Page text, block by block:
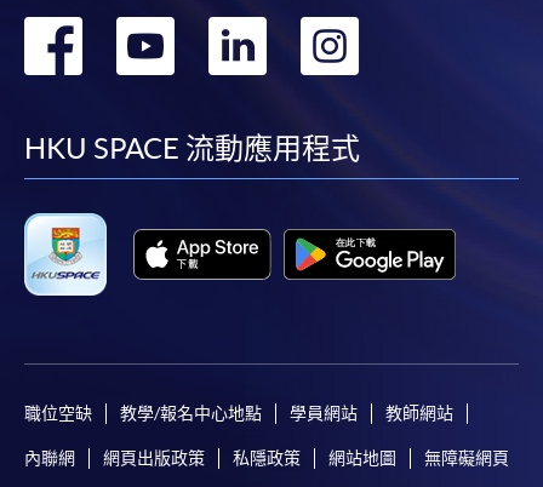
網上支付可通過「繳費靈」(PPS) (不適用於手機)、
繳付學費。
親身報名/郵遞
凡以「先到先得」為取錄方式的課程，請填妥
費以及所需證明文件呈交。
轉
facebook
轉
youtube
轉
linkedin
HKU SPACE 流動應用程式
職位空缺 教學/報名中心地點 學員網站 教師網站
內聯網 網頁出版政策 私隱政策 網站地圖 無障礙網頁